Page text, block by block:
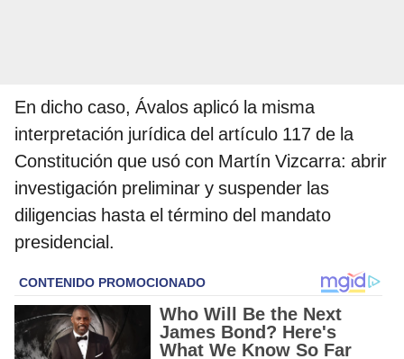
En dicho caso, Ávalos aplicó la misma
interpretación jurídica del artículo 117 de la
Constitución que usó con Martín Vizcarra: abrir
investigación preliminar y suspender las
diligencias hasta el término del mandato
presidencial.